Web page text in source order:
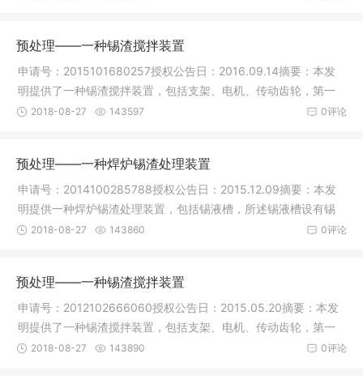
预处理——一种锡渣搅拌装置
申请号：2015101680257授权公告日：2016.09.14摘要：本发
明提供了一种锡渣搅拌装置，包括支架、电机、传动齿轮，第一
辗压轴、第
0评论
2018-08-27 143597
预处理——一种焊炉锡渣处理装置
申请号：2014100285788授权公告日：2015.12.09摘要：本发
明提供一种焊炉锡渣处理装置，包括锡液槽，所述锡液槽设有锡
液驱动区、
0评论
2018-08-27 143860
预处理——一种锡渣搅拌装置
申请号：2012102666060授权公告日：2015.05.20摘要：本发
明提供了一种锡渣搅拌装置，包括支架、电机、传动齿轮，第一
辗压轴、第
0评论
2018-08-27 143890